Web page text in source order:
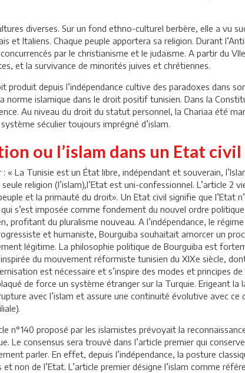
diverses. Sur un fond ethno-culturel berbère, elle a vu
et Italiens. Chaque peuple apportera sa religion. Durant
par le christianisme et le judaïsme. A partir du
et la survivance de minorités juives et chrétiennes.
depuis l’indépendance cultive des paradoxes dans
norme islamique dans le droit positif tunisien. Dans la
Au niveau du droit du statut personnel, la Chariaa été
séculier toujours imprégné d’islam.
ou l’islam dans un Etat civil
La Tunisie est un État libre, indépendant et souverain,
religion (l’islam),l’Etat est uni-confessionnel. L’article 2
et la primauté du droit». Un Etat civil signifie que l’Etat
s’est imposée comme fondement du nouvel ordre politique
profitant du pluralisme nouveau. A l’indépendance, le
et humaniste, Bourguiba souhaitait amorcer un
légitime. La philosophie politique de Bourguiba est
du mouvement réformiste tunisien du XIXe siècle,
est nécessaire et s’inspire des modes et principes
de force un système étranger sur la Turquie. Erigeant la
avec l’islam et assure une continuité évolutive avec
n°140 proposé par les islamistes prévoyait la
Le consensus sera trouvé dans l’article premier qui
parler. En effet, depuis l’indépendance, la posture
non de l’Etat. L’article premier désigne l’islam comme